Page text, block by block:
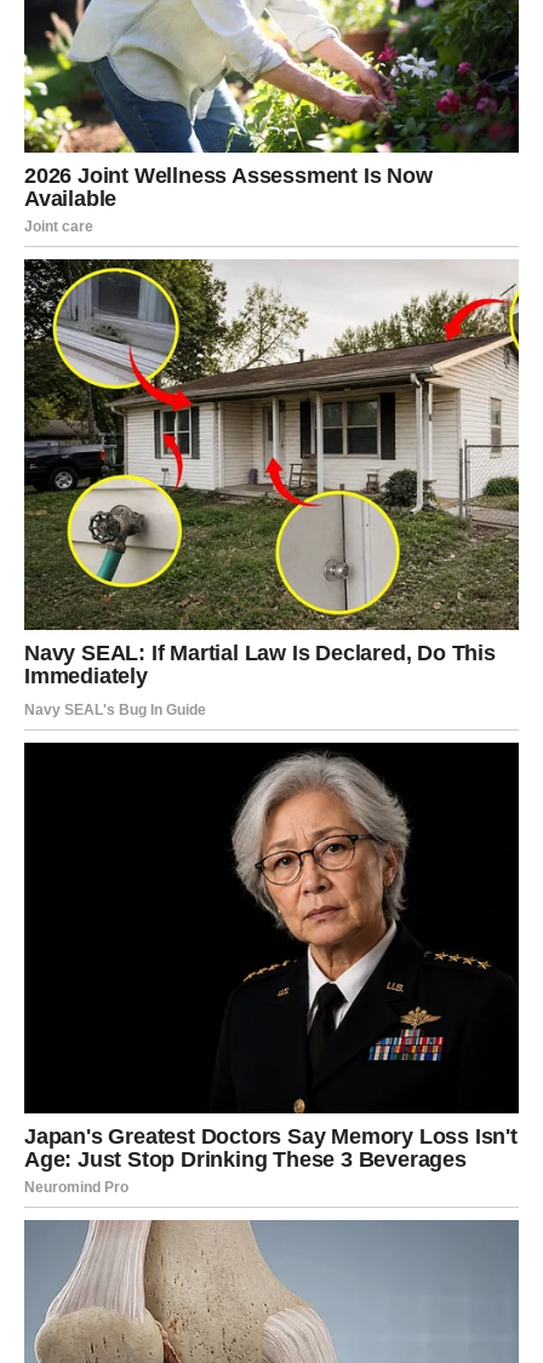
Lijepe vijesti dolaze onda kada ih
najmanje očekujete
Pred vama su dani u kojima ćete dobiti informaciju koja
će vas iskreno obradovati.
Može biti povezana sa poslom, finansijama, porodicom ili
privatnim planovima, ali će bez sumnje označiti početak
mnogo srećnijeg životnog poglavlja.
Ta vijest donijeće vam novu energiju, vratiti vjeru u
budućnost i potvrditi da se sve odvija baš onako kako
treba.
Sudbina vam otvara vrata prema
velikoj sreći
Zvijezde jasno pokazuju da ulazite u razdoblje u kojem će
mnoge okolnosti raditi u vašu korist.
Pravi ljudi pojavljivaće se u pravo vrijeme, važne odluke
donosićete sa mnogo više sigurnosti, a mnoge situacije
razvijaće se bolje nego što ste mogli očekivati.
Najvažnije je da pažljivo slušate poruke koje vam život
šalje. Upravo u njima nalazi se ključ buduće sreće i
Završna poruka zvijezda za Lava
Sudbina vam šalje poruku koju zaista ne smijete
mnogo sreće u ljubavi.
Vjerujte svojim sposobnostima, budite otvoreni za
promjene i pažljivo posmatrajte sve što se bude događalo
oko vas. Zvijezde vas vode prema razdoblju koje može
potpuno promijeniti vaš život i donijeti vam sreću kakvu
ste dugo priželjkivali.